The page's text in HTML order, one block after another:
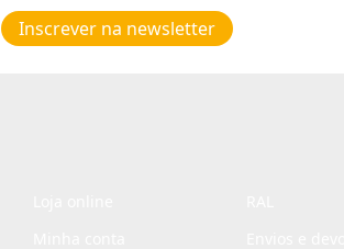
de
privacidade
Inscrever na newsletter